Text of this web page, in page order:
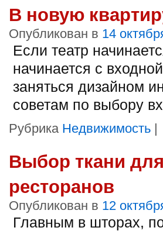
В новую
Опубликован в 14
Если театр
начинается с
заняться дизайном
советам по выбору
Рубрика Недвижимость |
Выбор ткани
ресторанов
Опубликован в 12
Главным в шторах,